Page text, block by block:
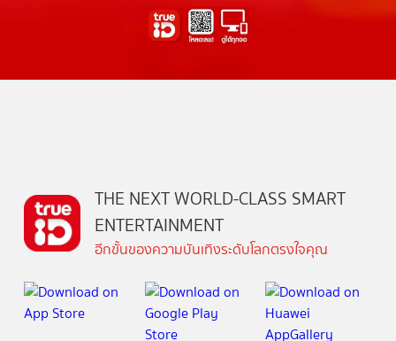
THE NEXT WORLD-CLASS SMART
ENTERTAINMENT
อีกขั้นของความบันเทิงระดับโลกตรงใจคุณ